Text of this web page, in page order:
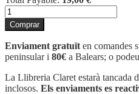
quantitat
de
ISRAEL
Comprar
Enviament gratuït en comandes
peninsular i 80€ a Balears; o
La Llibreria Claret estarà tancada
inclosos. Els enviaments es